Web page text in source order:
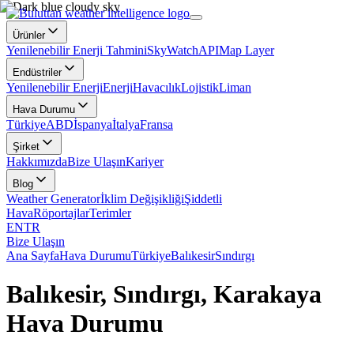
Ürünler
Yenilenebilir Enerji TahminiSkyWatchAPIMap Layer
Endüstriler
Yenilenebilir EnerjiEnerjiHavacılıkLojistikLiman
Hava Durumu
TürkiyeABDİspanyaİtalyaFransa
Şirket
HakkımızdaBize UlaşınKariyer
Blog
Weather Generatorİklim DeğişikliğiŞiddetli
HavaRöportajlarTerimler
ENTR
Bize Ulaşın
Ana SayfaHava DurumuTürkiyeBalıkesirSındırgı
Balıkesir, Sındırgı, Karakaya
Hava Durumu